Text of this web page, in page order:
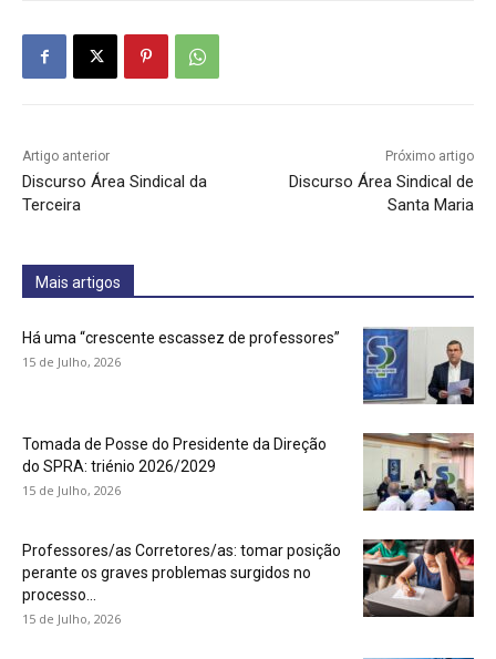
Artigo anterior
Discurso Área Sindical da
Terceira
Próximo artigo
Discurso Área Sindical de
Santa Maria
Mais artigos
Há uma “crescente escassez de professores”
15 de Julho, 2026
Tomada de Posse do Presidente da Direção
do SPRA: triénio 2026/2029
15 de Julho, 2026
Professores/as Corretores/as: tomar posição
perante os graves problemas surgidos no
processo...
15 de Julho, 2026